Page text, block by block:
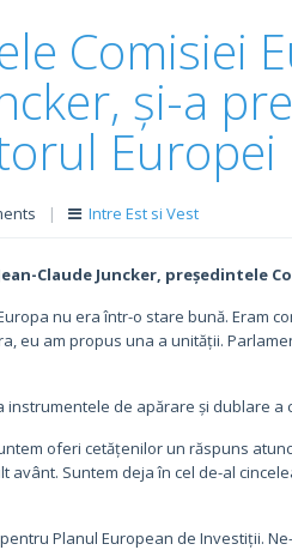
Comisiei
și-a
Europei
| Intre Est si Vest
Claude Juncker, președintele
nu era într-o stare bună. Eram
eu am propus una a unității.
instrumentele de apărare și dublare a
oferi cetățenilor un răspuns
avânt. Suntem deja în cel de-al
Planul European de Investiții.